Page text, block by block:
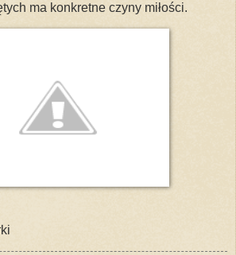
ma konkretne czyny miłości.